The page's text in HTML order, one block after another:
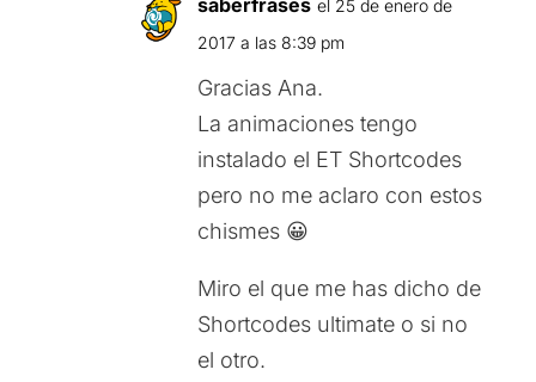
saberfrases el 25 de enero de
2017 a las 8:39 pm
Gracias Ana.
La animaciones tengo
instalado el ET Shortcodes
pero no me aclaro con estos
chismes 😀
Miro el que me has dicho de
Shortcodes ultimate o si no
el otro.